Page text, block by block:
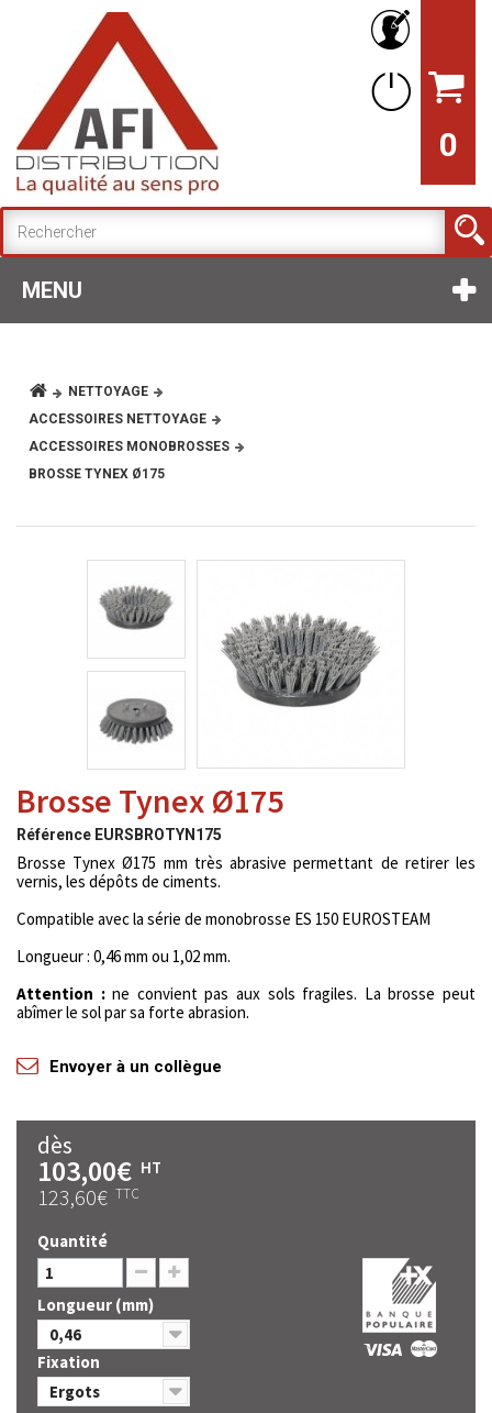
0
MENU
NETTOYAGE
ACCESSOIRES NETTOYAGE
ACCESSOIRES MONOBROSSES
BROSSE TYNEX Ø175
Brosse Tynex Ø175
Référence EURSBROTYN175
Brosse Tynex Ø175 mm très abrasive permettant de retirer les
vernis, les dépôts de ciments.
Compatible avec la série de monobrosse ES 150 EUROSTEAM
Longueur : 0,46 mm ou 1,02 mm.
Attention :ne convient pas aux sols fragiles. La brosse peut
abîmer le sol par sa forte abrasion.
Envoyer à un collègue
dès
103,00€ HT
123,60€ TTC
Quantité
Longueur (mm)
0,46
Fixation
Ergots